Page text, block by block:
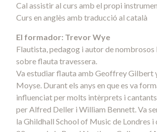
Cal assistir al curs amb el propi
Curs en anglès amb traducció al català
El formador: Trevor Wye
Flautista, pedagog i autor de nombrosos
sobre flauta travessera.
Va estudiar flauta amb Geoffrey Gilbert
Moyse. Durant els anys en que es va
influenciat per molts intèrprets i
per Alfred Deller i William Bennett. Va
la Ghildhall School of Music de Londres i